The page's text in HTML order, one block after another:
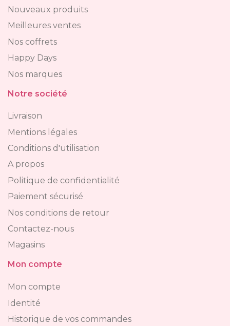
Nouveaux produits
Meilleures ventes
Nos coffrets
Happy Days
Nos marques
Notre société
Livraison
Mentions légales
Conditions d'utilisation
A propos
Politique de confidentialité
Paiement sécurisé
Nos conditions de retour
Contactez-nous
Magasins
Mon compte
Mon compte
Identité
Historique de vos commandes